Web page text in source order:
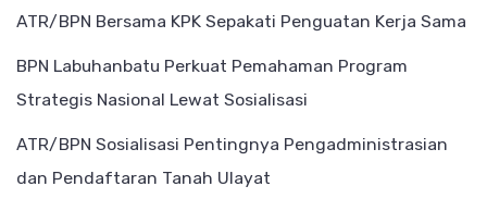
ATR/BPN Bersama KPK Sepakati Penguatan Kerja Sama
BPN Labuhanbatu Perkuat Pemahaman Program
Strategis Nasional Lewat Sosialisasi
ATR/BPN Sosialisasi Pentingnya Pengadministrasian
dan Pendaftaran Tanah Ulayat